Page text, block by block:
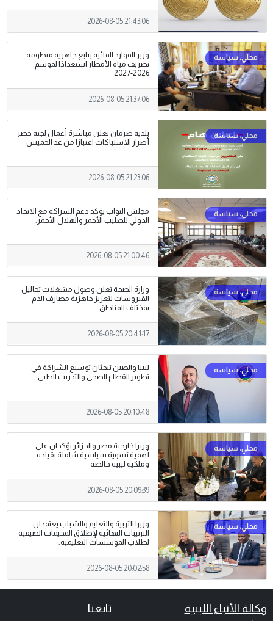
2026-08-05 21:43:06
وزير الموارد المائية يتابع جاهزية منظومة
تصريف مياه الأمطار استعدادًا لموسم
2026-2027
2026-08-05 21:37:06
بلدية صرمان تعلن مباشرة أعمال لجنة حصر
أضرار الاشتباكات اعتبارًا من غد الخميس
2026-08-05 21:23:06
مجلس النواب يؤكد دعم الشراكة مع الاتحاد
الدولي للصليب الأحمر والهلال الأحمر.
2026-08-05 21:00:46
وزارة الصحة تعلن وصول مشغلات تحاليل
الفيروسات لتعزيز جاهزية مصارف الدم
بمختلف المناطق
2026-08-05 20:41:17
ليبيا والصين تبحثان توسيع الشراكة في
تطوير القطاع الصحي والتدريب الطبي
2026-08-05 20:10:48
وزيرا خارجية مصر والجزائر يؤكدان على
أهمية تسوية سياسية شاملة بقيادة
وملكية ليبية خالصة
2026-08-05 20:09:39
وزيرا التربية والتعليم والشباب يعتمدان
الترتيبات النهائية لإطلاق المخيمات الصيفية
لطلاب المؤسسات التعليمية.
2026-08-05 20:02:58
وكالة الأنباء الليبية تابعنا